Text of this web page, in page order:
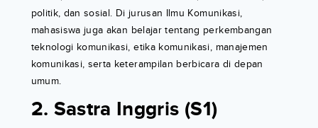
politik, dan sosial. Di jurusan Ilmu Komunikasi,
mahasiswa juga akan belajar tentang perkembangan
teknologi komunikasi, etika komunikasi, manajemen
komunikasi, serta keterampilan berbicara di depan
umum.
2. Sastra Inggris (S1)